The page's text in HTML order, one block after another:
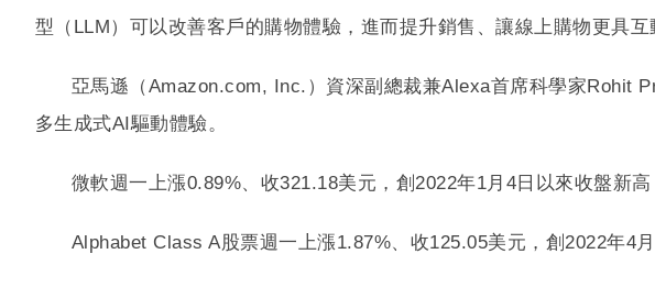
型（LLM）可以改善客戶的購物體驗，進而提升銷售、讓線上購物更具互
亞馬遜（Amazon.com, Inc.）資深副總裁兼Alexa首席科學家Rohit
多生成式AI驅動體驗。
微軟週一上漲0.89%、收321.18美元，創2022年1月4日以來收盤新高
Alphabet Class A股票週一上漲1.87%、收125.05美元，創2022年4